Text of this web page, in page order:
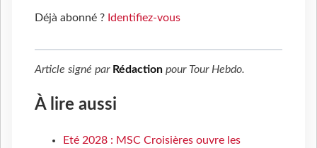
Déjà abonné ? Identifiez-vous
Article signé par Rédaction pour Tour Hebdo.
À lire aussi
Eté 2028 : MSC Croisières ouvre les